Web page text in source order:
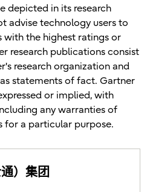
depicted in its research
advise technology users to
with the highest ratings or
research publications consist
research organization and
statements of fact. Gartner
or implied, with
any warranties of
for a particular purpose.
）集团